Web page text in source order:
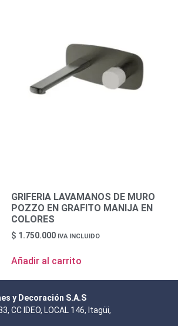
GRIFERIA LAVAMANOS DE MURO
POZZO EN GRAFITO MANIJA EN
COLORES
$ 1.750.000 IVA INCLUIDO
Añadir al carrito
y Decoración S.A.S
CC IDEO, LOCAL 146, Itagüi,